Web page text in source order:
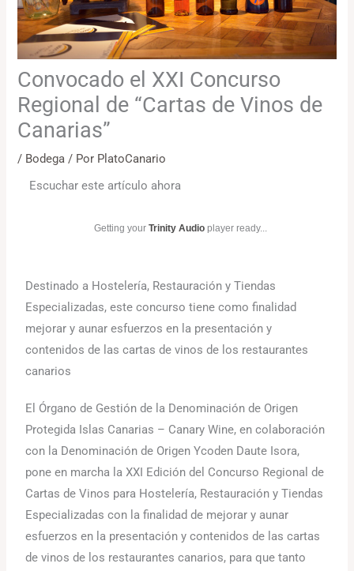
Convocado el XXI Concurso
Regional de “Cartas de Vinos de
Canarias”
/ Bodega / Por PlatoCanario
Escuchar este artículo ahora
Getting yourTrinity Audio player ready...
Destinado a Hostelería, Restauración y Tiendas
Especializadas, este concurso tiene como finalidad
mejorar y aunar esfuerzos en la presentación y
contenidos de las cartas de vinos de los restaurantes
canarios
El Órgano de Gestión de la Denominación de Origen
Protegida Islas Canarias – Canary Wine, en colaboración
con la Denominación de Origen Ycoden Daute Isora,
pone en marcha la XXI Edición del Concurso Regional de
Cartas de Vinos para Hostelería, Restauración y Tiendas
Especializadas con la finalidad de mejorar y aunar
esfuerzos en la presentación y contenidos de las cartas
de vinos de los restaurantes canarios, para que tanto